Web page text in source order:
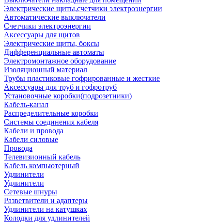
Электрические щиты,счетчики электроэнергии
Автоматические выключатели
Счетчики электроэнергии
Аксессуары для щитов
Электрические щиты, боксы
Дифференциальные автоматы
Электромонтажное оборудование
Изоляционный материал
Трубы пластиковые гофрированные и жесткие
Аксессуары для труб и гофротруб
Установочные коробки(подрозетники)
Кабель-канал
Распределительные коробки
Системы соединения кабеля
Кабели и провода
Кабели силовые
Провода
Телевизионный кабель
Кабель компьютерный
Удлинители
Удлинители
Сетевые шнуры
Разветвители и адаптеры
Удлинители на катушках
Колодки для удлинителей